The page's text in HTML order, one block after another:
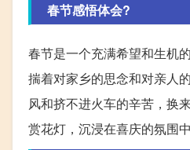
春节感悟体会?
春节是一个充满希望和生机
揣着对家乡的思念和对亲人
风和挤不进火车的辛苦，换
赏花灯，沉浸在喜庆的氛围